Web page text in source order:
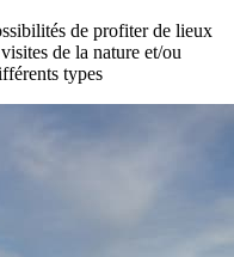
de profiter de lieux
de la nature et/ou
types